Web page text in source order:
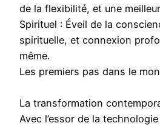
de la flexibilité, et une
Spirituel : Éveil de la
spirituelle, et connexion
même.
Les premiers pas dans le
La transformation
Avec l’essor de la